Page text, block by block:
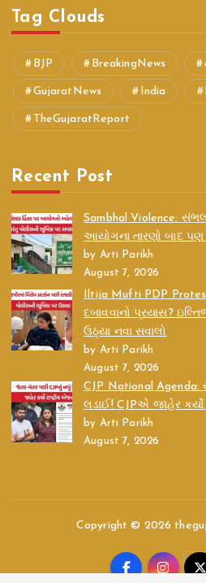
Tag Clouds
BJP BreakingNews
GujaratNews India
TheGujaratReport
Recent Post
Sambhal Violence:
આયોગના તારણો બાદ પણ
by Arti Parikh
August 7, 2026
Iltija Mufti PDP
દબાવવાનો પ્રયાસ?
ઉઠ્યા નવા સવાલો
by Arti Parikh
August 7, 2026
CJP National Agenda:
લડાઈ! CJPએ જાહેર કર્યો
by Arti Parikh
August 7, 2026
Copyright © 2026